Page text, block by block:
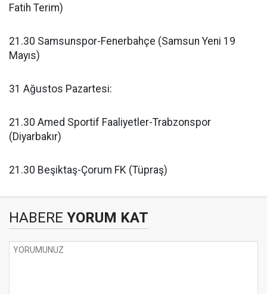
Fatih Terim)
21.30 Samsunspor-Fenerbahçe (Samsun Yeni 19
Mayıs)
31 Ağustos Pazartesi:
21.30 Amed Sportif Faaliyetler-Trabzonspor
(Diyarbakır)
21.30 Beşiktaş-Çorum FK (Tüpraş)
HABERE YORUM KAT